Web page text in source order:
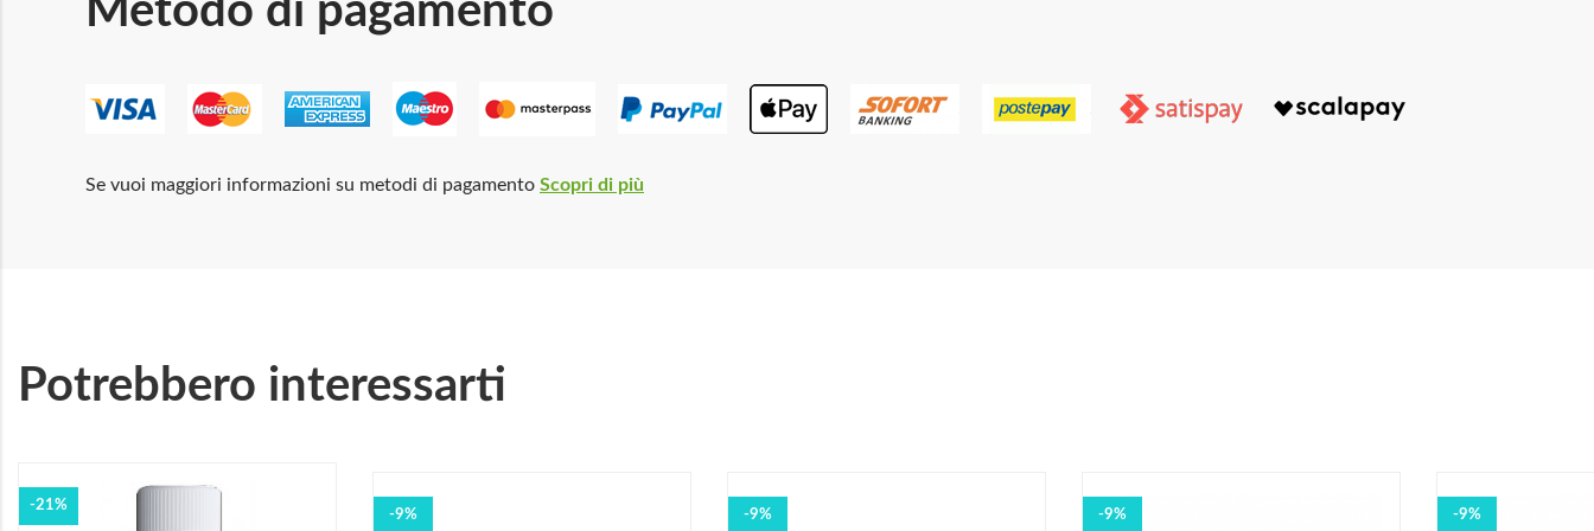
Metodo di pagamento
Se vuoi maggiori informazioni su metodi di pagamento Scopri di più
Potrebbero interessarti
-21%
-9% -9% -9% -9%